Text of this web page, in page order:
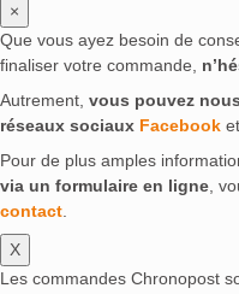
×
Que vous ayez besoin de
finaliser votre commande,
Autrement, vous pouvez
réseaux sociaux Facebook et
Pour de plus amples
via un formulaire en ligne,
contact.
X
Les commandes Chronopost